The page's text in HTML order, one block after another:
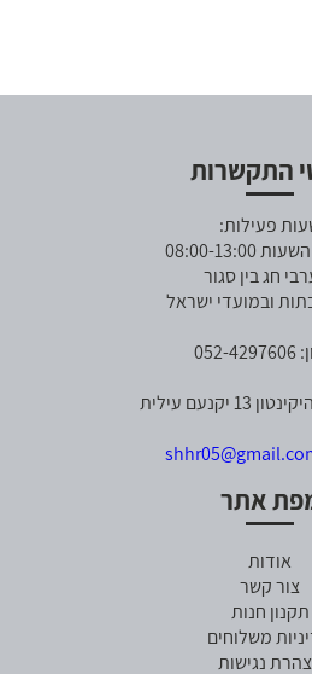
התקשרות
פעילות:
13:00
חג בין סגור
ובמועדי ישראל
יקנעם עילית
אתר
אודות
צור קשר
תקנון חנות
משלוחים
נגישות